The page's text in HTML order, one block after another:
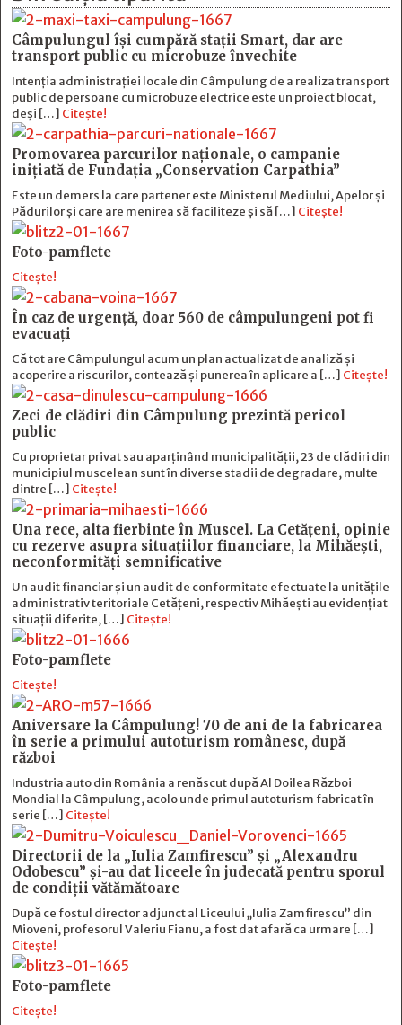
Câmpulungul îşi cumpără staţii Smart, dar are
transport public cu microbuze învechite
Intenția administrației locale din Câmpulung de a realiza transport
public de persoane cu microbuze electrice este un proiect blocat,
deși […] Citește!
Promovarea parcurilor naționale, o campanie
inițiată de Fundația „Conservation Carpathia”
Este un demers la care partener este Ministerul Mediului, Apelor și
Pădurilor și care are menirea să faciliteze și să […] Citește!
Foto-pamflete
Citește!
În caz de urgență, doar 560 de câmpulungeni pot fi
evacuați
Că tot are Câmpulungul acum un plan actualizat de analiză și
acoperire a riscurilor, contează și punerea în aplicare a […] Citește!
Zeci de clădiri din Câmpulung prezintă pericol
public
Cu proprietar privat sau aparținând municipalității, 23 de clădiri din
municipiul muscelean sunt în diverse stadii de degradare, multe
dintre […] Citește!
Una rece, alta fierbinte în Muscel. La Cetăţeni, opinie
cu rezerve asupra situaţiilor financiare, la Mihăeşti,
neconformităţi semnificative
Un audit financiar și un audit de conformitate efectuate la unitățile
administrativ teritoriale Cetățeni, respectiv Mihăești au evidențiat
situații diferite, […] Citește!
Foto-pamflete
Citește!
Aniversare la Câmpulung! 70 de ani de la fabricarea
în serie a primului autoturism românesc, după
război
Industria auto din România a renăscut după Al Doilea Război
Mondial la Câmpulung, acolo unde primul autoturism fabricat în
serie […] Citește!
Directorii de la „Iulia Zamfirescu” și „Alexandru
Odobescu” și-au dat liceele în judecată pentru sporul
de condiții vătămătoare
După ce fostul director adjunct al Liceului „Iulia Zamfirescu” din
Mioveni, profesorul Valeriu Fianu, a fost dat afară ca urmare […]
Citește!
Foto-pamflete
Citește!